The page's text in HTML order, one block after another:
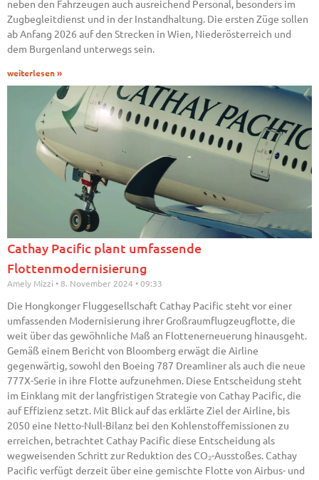
neben den Fahrzeugen auch ausreichend Personal, besonders im
Zugbegleitdienst und in der Instandhaltung. Die ersten Züge sollen
ab Anfang 2026 auf den Strecken in Wien, Niederösterreich und
dem Burgenland unterwegs sein.
weiterlesen »
Cathay Pacific plant umfassende
Flottenmodernisierung
Amely Mizzi 8. November 2024 09:33
Die Hongkonger Fluggesellschaft Cathay Pacific steht vor einer
umfassenden Modernisierung ihrer Großraumflugzeugflotte, die
weit über das gewöhnliche Maß an Flottenerneuerung hinausgeht.
Gemäß einem Bericht von Bloomberg erwägt die Airline
gegenwärtig, sowohl den Boeing 787 Dreamliner als auch die neue
777X-Serie in ihre Flotte aufzunehmen. Diese Entscheidung steht
im Einklang mit der langfristigen Strategie von Cathay Pacific, die
auf Effizienz setzt. Mit Blick auf das erklärte Ziel der Airline, bis
2050 eine Netto-Null-Bilanz bei den Kohlenstoffemissionen zu
erreichen, betrachtet Cathay Pacific diese Entscheidung als
wegweisenden Schritt zur Reduktion des CO₂-Ausstoßes. Cathay
Pacific verfügt derzeit über eine gemischte Flotte von Airbus- und